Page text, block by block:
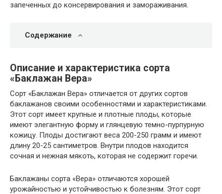
запеченных до консервирования и замораживания.
Содержание
Описание и характеристика сорта
«Баклажан Вера»
Сорт «Баклажан Вера» отличается от других сортов
баклажанов своими особенностями и характеристиками.
Этот сорт имеет крупные и плотные плоды, которые
имеют элегантную форму и глянцевую темно-пурпурную
кожицу. Плоды достигают веса 200-250 грамм и имеют
длину 20-25 сантиметров. Внутри плодов находится
сочная и нежная мякоть, которая не содержит горечи.
Баклажаны сорта «Вера» отличаются хорошей
урожайностью и устойчивостью к болезням. Этот сорт